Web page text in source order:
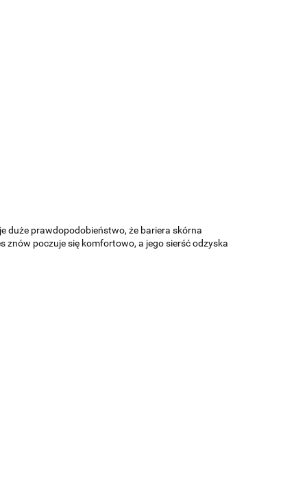
duże prawdopodobieństwo, że bariera skórna
znów poczuje się komfortowo, a jego sierść odzyska